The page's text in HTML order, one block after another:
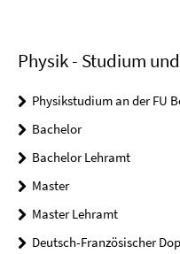
Physik - Studium
Physikstudium an der FU
Bachelor
Bachelor Lehramt
Master
Master Lehramt
Deutsch-Französischer